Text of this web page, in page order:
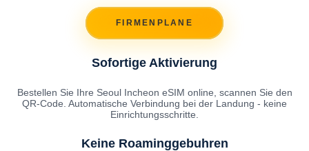
FIRMENPLANE
Sofortige Aktivierung
Bestellen Sie Ihre Seoul Incheon eSIM online, scannen Sie den
QR-Code. Automatische Verbindung bei der Landung - keine
Einrichtungsschritte.
Keine Roaminggebuhren